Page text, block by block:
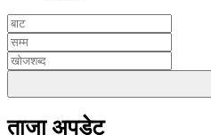
ताजा अपडेट